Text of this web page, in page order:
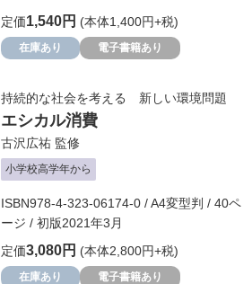
定価1,540円 (本体1,400円+税)
在庫あり 電子書籍あり
持続的な社会を考える 新しい環境問題
エシカル消費
古沢広祐 監修
小学校高学年から
ISBN978-4-323-06174-0 / A4変型判 / 40ペ
ージ / 初版2021年3月
定価3,080円 (本体2,800円+税)
在庫あり 電子書籍あり